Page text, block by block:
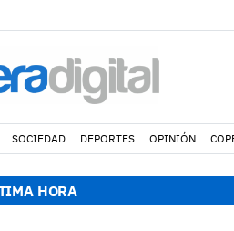
SOCIEDAD DEPORTES OPINIÓN
HORA